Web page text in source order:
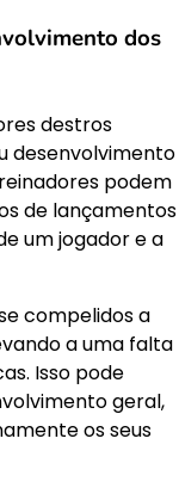
dos
destros
desenvolvimento
podem
de lançamentos
um jogador e a
compelidos a
a uma falta
Isso pode
geral,
os seus